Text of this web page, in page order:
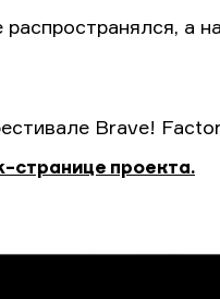
а
Brave!
странице проекта.